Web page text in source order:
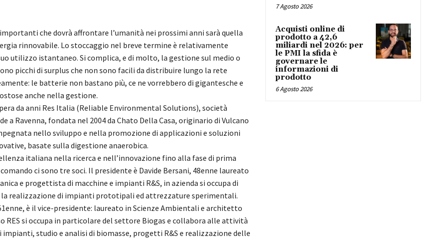
che dovrà affrontare l’umanità nei prossimi anni sarà quella
rinnovabile. Lo stoccaggio nel breve termine è relativamente
utilizzo istantaneo. Si complica, e di molto, la gestione sul medio o
picchi di surplus che non sono facili da distribuire lungo la rete
le batterie non bastano più, ce ne vorrebbero di gigantesche e
anche nella gestione.
da anni Res Italia (Reliable Environmental Solutions), società
a Ravenna, fondata nel 2004 da Chato Della Casa, originario di Vulcano
nello sviluppo e nella promozione di applicazioni e soluzioni
basate sulla digestione anaerobica.
italiana nella ricerca e nell’innovazione fino alla fase di prima
ci sono tre soci. Il presidente è Davide Bersani, 48enne laureato
e progettista di macchine e impianti R&S, in azienda si occupa di
realizzazione di impianti prototipali ed attrezzature sperimentali.
è il vice-presidente: laureato in Scienze Ambientali e architetto
RES si occupa in particolare del settore Biogas e collabora alle attività
studio e analisi di biomasse, progetti R&S e realizzazione delle
7 Agosto 2026
Acquisti online di
prodotto a 42,6
miliardi nel 2026: per
le PMI la sfida è
governare le
informazioni di
prodotto
6 Agosto 2026